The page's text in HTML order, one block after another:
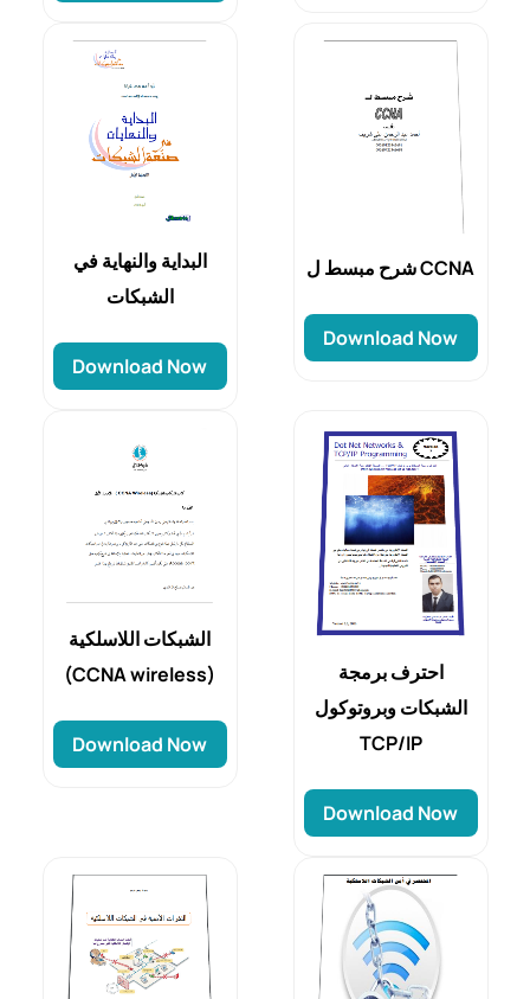
البداية والنهاية في
الشبكات
Download Now
شرح مبسط ل CCNA
Download Now
الشبكات اللاسلكية
(CCNA wireless)
Download Now
احترف برمجة
الشبكات وبروتوكول
TCP/IP
Download Now